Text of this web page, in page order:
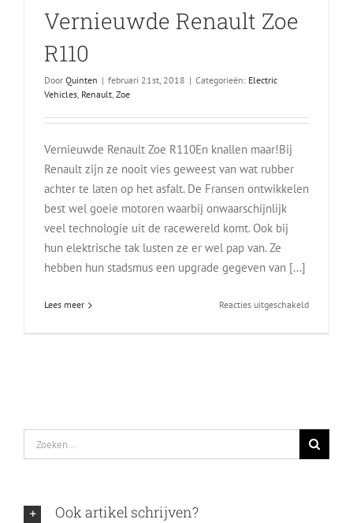
Vernieuwde Renault Zoe
R110
Door Quinten | februari 21st, 2018 | Categorieën: Electric
Vehicles, Renault, Zoe
Vernieuwde Renault Zoe R110En knallen maar!Bij
Renault zijn ze nooit vies geweest van wat rubber
achter te laten op het asfalt. De Fransen ontwikkelen
best wel goeie motoren waarbij onwaarschijnlijk
veel technologie uit de racewereld komt. Ook bij
hun elektrische tak lusten ze er wel pap van. Ze
hebben hun stadsmus een upgrade gegeven van [...]
Lees meer Reacties uitgeschakeldvoor
Zoeken
naar:
Ook artikel schrijven?